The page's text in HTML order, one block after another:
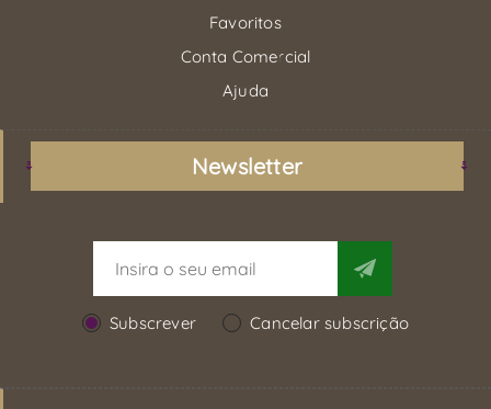
Favoritos
Conta Comercial
Ajuda
Newsletter
Subscrever Cancelar subscrição